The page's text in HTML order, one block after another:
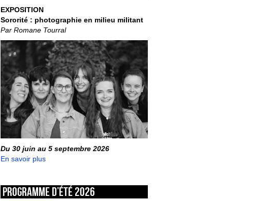
EXPOSITION
Sororité : photographie en milieu militant
Par Romane Tourral
Du 30 juin au 5 septembre 2026
En savoir plus
Programme d’été 2026